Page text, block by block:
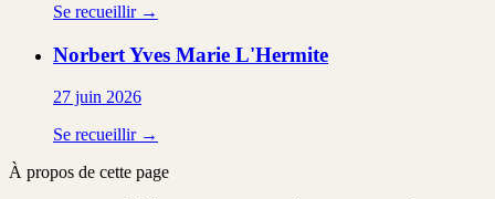
Se recueillir →
Norbert Yves Marie L'Hermite
27 juin 2026
Se recueillir →
À propos de cette page